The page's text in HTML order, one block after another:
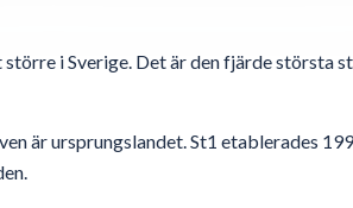
i Sverige. Det är den fjärde största
är ursprungslandet. St1 etablerades